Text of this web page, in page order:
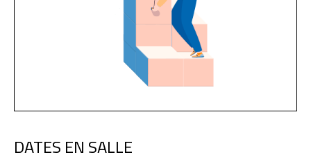
DATES EN SALLE